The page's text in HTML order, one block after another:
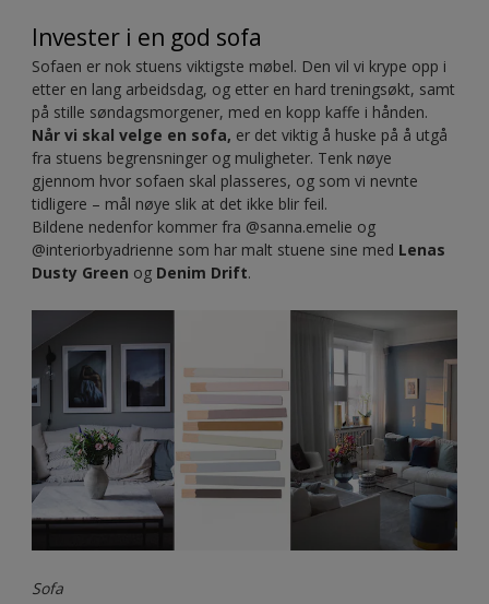
Invester i en god sofa
Sofaen er nok stuens viktigste møbel. Den vil vi krype opp i
etter en lang arbeidsdag, og etter en hard treningsøkt, samt
på stille søndagsmorgener, med en kopp kaffe i hånden.
Når vi skal velge en sofa, er det viktig å huske på å utgå
fra stuens begrensninger og muligheter. Tenk nøye
gjennom hvor sofaen skal plasseres, og som vi nevnte
tidligere – mål nøye slik at det ikke blir feil.
Bildene nedenfor kommer fra @sanna.emelie og
@interiorbyadrienne som har malt stuene sine med Lenas
Dusty Green og Denim Drift.
Sofa